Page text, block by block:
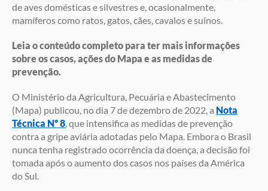
de aves domésticas e silvestres e, ocasionalmente,
mamíferos como ratos, gatos, cães, cavalos e suínos.
Leia o conteúdo completo para ter mais informações
sobre os casos, ações do Mapa e as medidas de
prevenção.
O Ministério da Agricultura, Pecuária e Abastecimento
(Mapa) publicou, no dia 7 de dezembro de 2022, a Nota
Técnica Nº 8, que intensifica as medidas de prevenção
contra a gripe aviária adotadas pelo Mapa. Embora o Brasil
nunca tenha registrado ocorrência da doença, a decisão foi
tomada após o aumento dos casos nos países da América
do Sul.